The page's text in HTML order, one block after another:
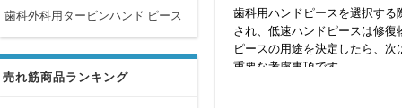
歯科外科用タービンハンド ピース
売れ筋商品ランキング
歯科用ハンドピースを選択す
され、低速ハンドピースは修
ピースの用途を決定したら、
重要な考慮事項です。